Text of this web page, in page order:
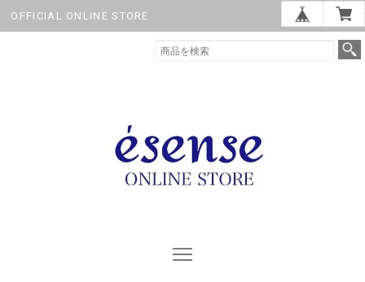
OFFICIAL ONLINE STORE